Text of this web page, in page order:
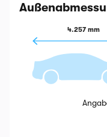
4.257 mm